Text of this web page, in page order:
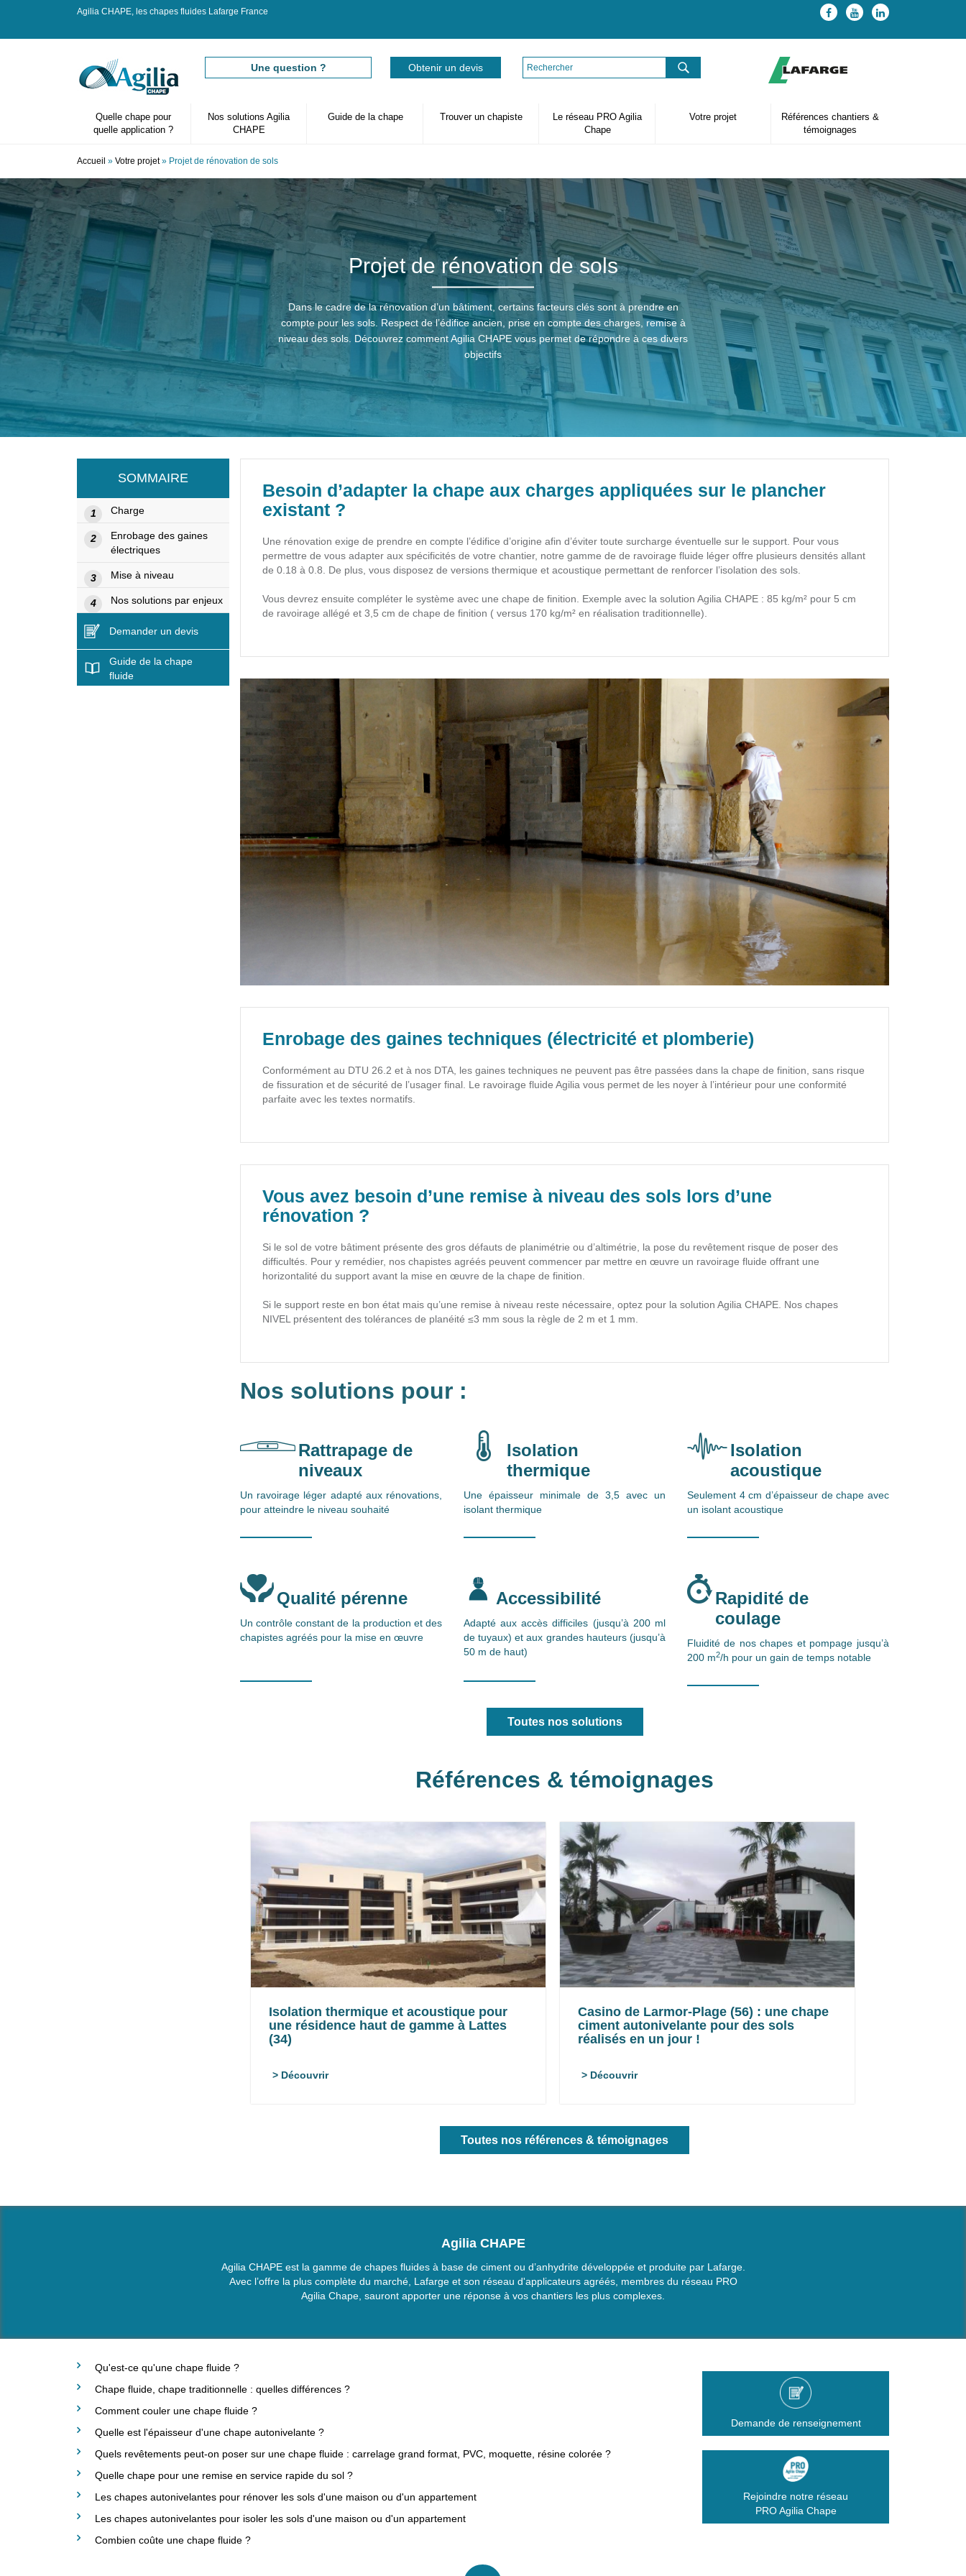
Agilia CHAPE, les chapes fluides Lafarge France
Une question ? Obtenir un devis Rechercher
Quelle chape pour
quelle application ?
Nos solutions Agilia
CHAPE
Guide de la chape Trouver un chapiste
Le réseau PRO Agilia
Chape
Votre projet
Références chantiers &
témoignages
Vous êtes ici
Accueil » Votre projet» Projet de rénovation de sols
Projet de rénovation de sols
Dans le cadre de la rénovation d’un bâtiment, certains facteurs clés sont à prendre en
compte pour les sols. Respect de l’édifice ancien, prise en compte des charges, remise à
niveau des sols. Découvrez comment Agilia CHAPE vous permet de répondre à ces divers
objectifs
SOMMAIRE
Charge
Enrobage des gaines
électriques
Mise à niveau
Nos solutions par enjeux
Demander un devis
Guide de la chape
fluide
Besoin d’adapter la chape aux charges appliquées sur le plancher
existant ?
Une rénovation exige de prendre en compte l’édifice d’origine afin d’éviter toute surcharge éventuelle sur le support. Pour vous
permettre de vous adapter aux spécificités de votre chantier, notre gamme de de ravoirage fluide léger offre plusieurs densités allant
de 0.18 à 0.8. De plus, vous disposez de versions thermique et acoustique permettant de renforcer l’isolation des sols.
Vous devrez ensuite compléter le système avec une chape de finition. Exemple avec la solution Agilia CHAPE : 85 kg/m² pour 5 cm
de ravoirage allégé et 3,5 cm de chape de finition ( versus 170 kg/m² en réalisation traditionnelle).
Enrobage des gaines techniques (électricité et plomberie)
Conformément au DTU 26.2 et à nos DTA, les gaines techniques ne peuvent pas être passées dans la chape de finition, sans risque
de fissuration et de sécurité de l’usager final. Le ravoirage fluide Agilia vous permet de les noyer à l’intérieur pour une conformité
parfaite avec les textes normatifs.
Vous avez besoin d’une remise à niveau des sols lors d’une
rénovation ?
Si le sol de votre bâtiment présente des gros défauts de planimétrie ou d’altimétrie, la pose du revêtement risque de poser des
difficultés. Pour y remédier, nos chapistes agréés peuvent commencer par mettre en œuvre un ravoirage fluide offrant une
horizontalité du support avant la mise en œuvre de la chape de finition.
Si le support reste en bon état mais qu’une remise à niveau reste nécessaire, optez pour la solution Agilia CHAPE. Nos chapes
NIVEL présentent des tolérances de planéité ≤3 mm sous la règle de 2 m et 1 mm.
Nos solutions pour :
Rattrapage de
niveaux
Un ravoirage léger adapté aux rénovations,
pour atteindre le niveau souhaité
Isolation
thermique
Une épaisseur minimale de 3,5 avec un
isolant thermique
Isolation
acoustique
Seulement 4 cm d’épaisseur de chape avec
un isolant acoustique
Qualité pérenne
Un contrôle constant de la production et des
chapistes agréés pour la mise en œuvre
Accessibilité
Adapté aux accès difficiles (jusqu’à 200 ml
de tuyaux) et aux grandes hauteurs (jusqu’à
50 m de haut)
Rapidité de
coulage
Fluidité de nos chapes et pompage jusqu’à
200 m2/h pour un gain de temps notable
Toutes nos solutions
Références & témoignages
Isolation thermique et acoustique pour
une résidence haut de gamme à Lattes
(34)
> Découvrir
Casino de Larmor-Plage (56) : une chape
ciment autonivelante pour des sols
réalisés en un jour !
> Découvrir
Toutes nos références & témoignages
Agilia CHAPE
Agilia CHAPE est la gamme de chapes fluides à base de ciment ou d’anhydrite développée et produite par Lafarge.
Avec l’offre la plus complète du marché, Lafarge et son réseau d'applicateurs agréés, membres du réseau PRO
Agilia Chape, sauront apporter une réponse à vos chantiers les plus complexes.
Qu'est-ce qu'une chape fluide ?
Chape fluide, chape traditionnelle : quelles différences ?
Comment couler une chape fluide ?
Quelle est l'épaisseur d'une chape autonivelante ?
Quels revêtements peut-on poser sur une chape fluide : carrelage grand format, PVC, moquette, résine colorée ?
Quelle chape pour une remise en service rapide du sol ?
Les chapes autonivelantes pour rénover les sols d'une maison ou d'un appartement
Les chapes autonivelantes pour isoler les sols d'une maison ou d'un appartement
Combien coûte une chape fluide ?
Demande de renseignement
Rejoindre notre réseau
PRO Agilia Chape